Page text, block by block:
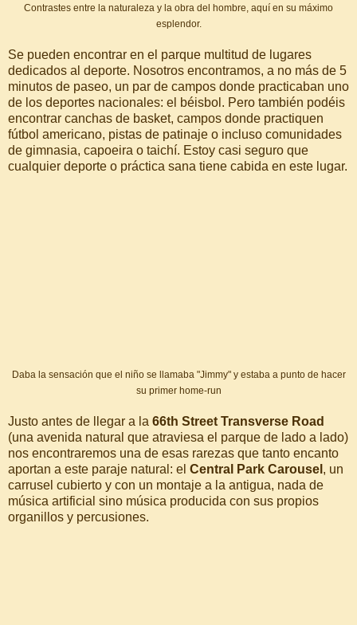
Contrastes entre la naturaleza y la obra del hombre, aquí en su máximo
esplendor.
Se pueden encontrar en el parque multitud de lugares
dedicados al deporte. Nosotros encontramos, a no más de 5
minutos de paseo, un par de campos donde practicaban uno
de los deportes nacionales: el béisbol. Pero también podéis
encontrar canchas de basket, campos donde practiquen
fútbol americano, pistas de patinaje o incluso comunidades
de gimnasia, capoeira o taichí. Estoy casi seguro que
cualquier deporte o práctica sana tiene cabida en este lugar.
Daba la sensación que el niño se llamaba "Jimmy" y estaba a punto de hacer
su primer home-run
Justo antes de llegar a la 66th Street Transverse Road
(una avenida natural que atraviesa el parque de lado a lado)
nos encontraremos una de esas rarezas que tanto encanto
aportan a este paraje natural: el Central Park Carousel , un
carrusel cubierto y con un montaje a la antigua, nada de
música artificial sino música producida con sus propios
organillos y percusiones.